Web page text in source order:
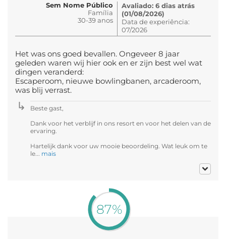
Sem Nome Público
Família
30-39 anos
Avaliado: 6 dias atrás
(01/08/2026)
Data de experiência:
07/2026
Het was ons goed bevallen. Ongeveer 8 jaar
geleden waren wij hier ook en er zijn best wel wat
dingen veranderd:
Escaperoom, nieuwe bowlingbanen, arcaderoom,
was blij verrast.
Beste gast,
Dank voor het verblijf in ons resort en voor het delen van de
ervaring.
Hartelijk dank voor uw mooie beoordeling. Wat leuk om te
le... mais
87%